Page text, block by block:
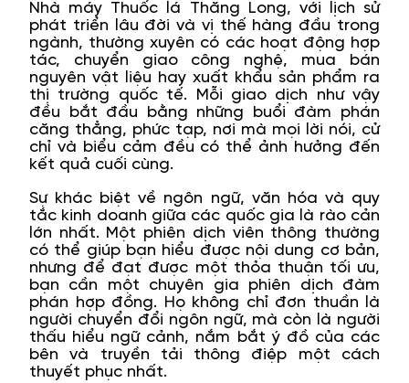
Nhà máy Thuốc lá Thăng Long, với lịch sử
phát triển lâu đời và vị thế hàng đầu trong
ngành, thường xuyên có các hoạt động hợp
tác, chuyển giao công nghệ, mua bán
nguyên vật liệu hay xuất khẩu sản phẩm ra
thị trường quốc tế. Mỗi giao dịch như vậy
đều bắt đầu bằng những buổi đàm phán
căng thẳng, phức tạp, nơi mà mọi lời nói, cử
chỉ và biểu cảm đều có thể ảnh hưởng đến
kết quả cuối cùng.
Sự khác biệt về ngôn ngữ, văn hóa và quy
tắc kinh doanh giữa các quốc gia là rào cản
lớn nhất. Một phiên dịch viên thông thường
có thể giúp bạn hiểu được nội dung cơ bản,
nhưng để đạt được một thỏa thuận tối ưu,
bạn cần một chuyên gia phiên dịch đàm
phán hợp đồng. Họ không chỉ đơn thuần là
người chuyển đổi ngôn ngữ, mà còn là người
thấu hiểu ngữ cảnh, nắm bắt ý đồ của các
bên và truyền tải thông điệp một cách
thuyết phục nhất.